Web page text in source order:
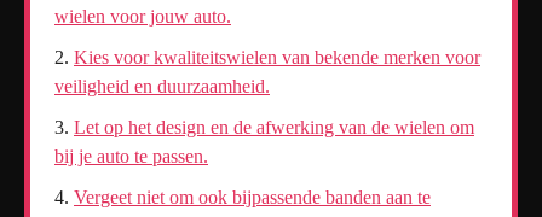
wielen voor jouw auto.
Kies voor kwaliteitswielen van bekende merken voor
veiligheid en duurzaamheid.
Let op het design en de afwerking van de wielen om
bij je auto te passen.
Vergeet niet om ook bijpassende banden aan te